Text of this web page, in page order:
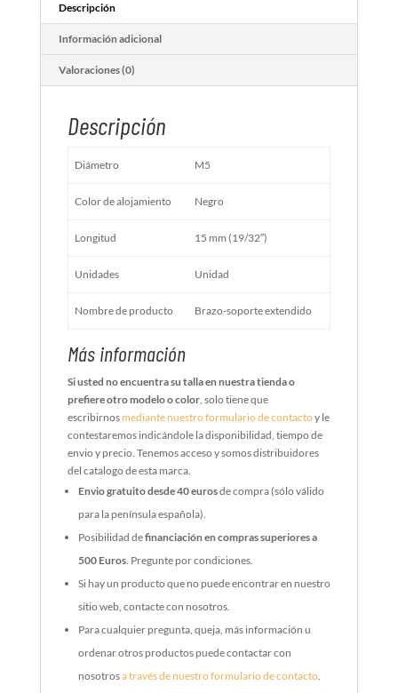
Descripción
Información adicional
Valoraciones (0)
Descripción
Diámetro M5
Color de alojamiento Negro
Longitud 15 mm (19/32″)
Unidades Unidad
Nombre de producto Brazo-soporte extendido
Más información
Si usted no encuentra su talla en nuestra tienda o
prefiere otro modelo o color, solo tiene que
escribirnos mediante nuestro formulario de contactoy le
contestaremos indicándole la disponibilidad, tiempo de
envio y precio. Tenemos acceso y somos distribuidores
del catalogo de esta marca.
Envio gratuito desde 40 eurosde compra (sólo válido
para la península española).
Posibilidad definanciación en compras superiores a
500 Euros. Pregunte por condiciones.
Si hay un producto que no puede encontrar en nuestro
sitio web, contacte con nosotros.
Para cualquier pregunta, queja, más información u
ordenar otros productos puede contactar con
nosotrosa través de nuestro formulario de contacto.